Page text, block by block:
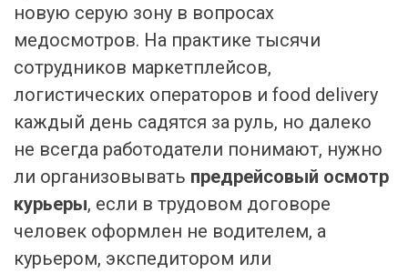
новую серую зону в вопросах
медосмотров. На практике тысячи
сотрудников маркетплейсов,
логистических операторов и food delivery
каждый день садятся за руль, но далеко
не всегда работодатели понимают, нужно
ли организовывать предрейсовый осмотр
курьеры, если в трудовом договоре
человек оформлен не водителем, а
курьером, экспедитором или